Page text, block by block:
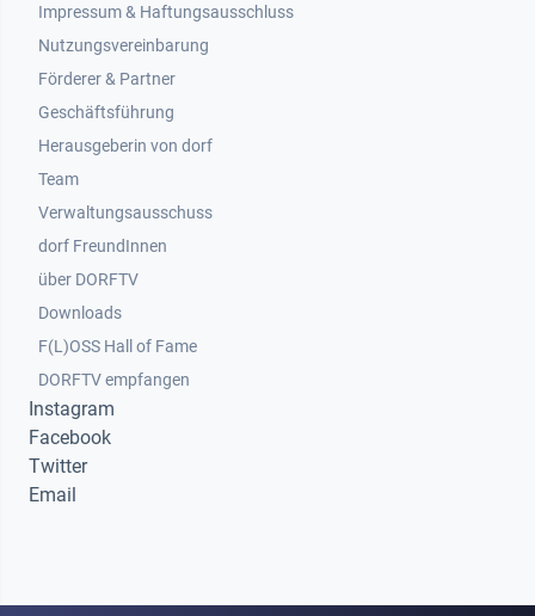
Impressum & Haftungsausschluss
Nutzungsvereinbarung
Footer 2
Förderer & Partner
Geschäftsführung
Herausgeberin von dorf
Team
Verwaltungsausschuss
dorf FreundInnen
Footer 3
über DORFTV
Downloads
F(L)OSS Hall of Fame
Footer 4
DORFTV empfangen
Instagram
Facebook
Twitter
Email